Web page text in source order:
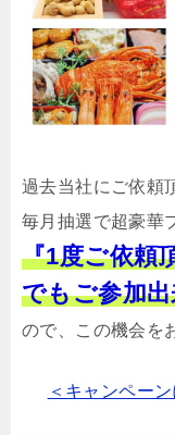
過去当社にご依頼
毎月抽選で超豪華
『1度ご依頼
でもご参加
ので、この機会を
＜キャンペー